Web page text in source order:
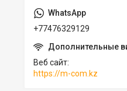
+77476329129
Веб сайт
https://m-com.kz